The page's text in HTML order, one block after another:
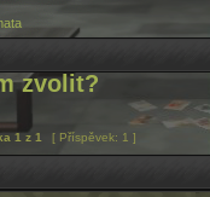
zvolit?
1 z 1 [ Příspěvek: 1 ]